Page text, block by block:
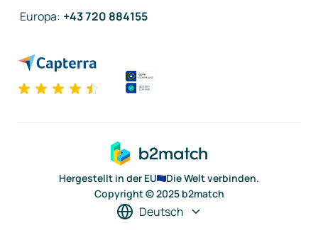
Europa: +43 720 884155
Hergestellt in der EU
Die Welt verbinden.
Copyright © 2025 b2match
Deutsch